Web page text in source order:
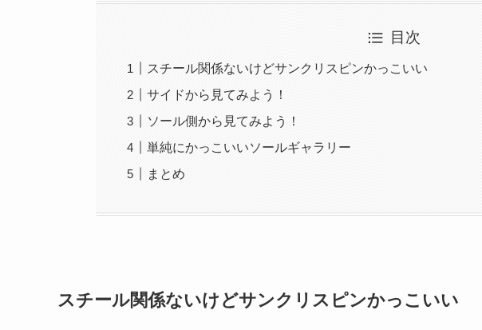
目次
スチール関係ないけどサンクリスピンかっこいい
サイドから見てみよう！
ソール側から見てみよう！
単純にかっこいいソールギャラリー
まとめ
スチール関係ないけどサンクリスピンかっこいい